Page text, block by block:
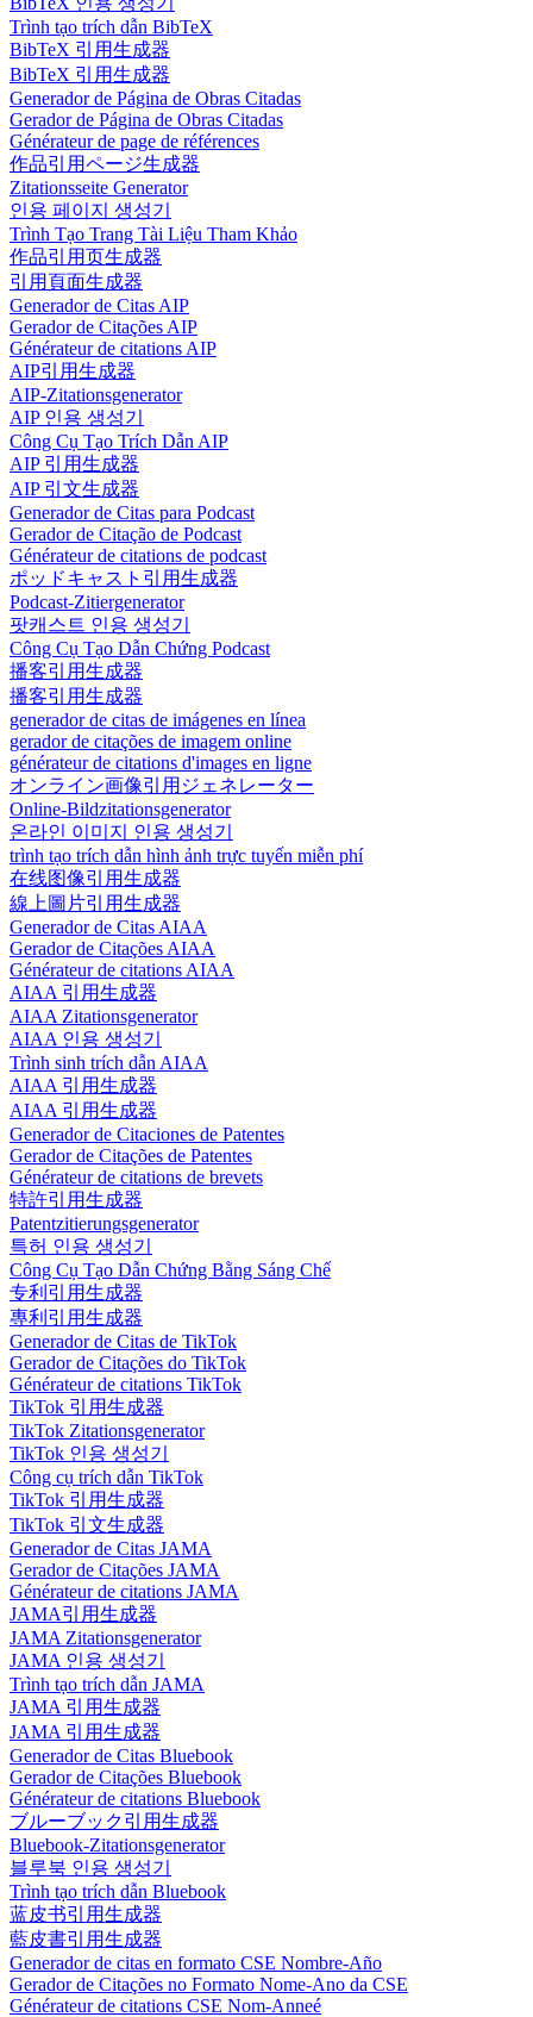
Trình tạo trích dẫn BibTeX
BibTeX 引用生成器
BibTeX 引用生成器
Generador de Página de Obras Citadas
Gerador de Página de Obras Citadas
Générateur de page de références
作品引用ページ生成器
Zitationsseite Generator
인용 페이지 생성기
Trình Tạo Trang Tài Liệu Tham Khảo
作品引用页生成器
引用頁面生成器
Generador de Citas AIP
Gerador de Citações AIP
Générateur de citations AIP
AIP引用生成器
AIP-Zitationsgenerator
AIP 인용 생성기
Công Cụ Tạo Trích Dẫn AIP
AIP 引用生成器
AIP 引文生成器
Generador de Citas para Podcast
Gerador de Citação de Podcast
Générateur de citations de podcast
ポッドキャスト引用生成器
Podcast-Zitiergenerator
팟캐스트 인용 생성기
Công Cụ Tạo Dẫn Chứng Podcast
播客引用生成器
播客引用生成器
generador de citas de imágenes en línea
gerador de citações de imagem online
générateur de citations d'images en ligne
オンライン画像引用ジェネレーター
Online-Bildzitationsgenerator
온라인 이미지 인용 생성기
trình tạo trích dẫn hình ảnh trực tuyến miễn phí
在线图像引用生成器
線上圖片引用生成器
Generador de Citas AIAA
Gerador de Citações AIAA
Générateur de citations AIAA
AIAA 引用生成器
AIAA Zitationsgenerator
AIAA 인용 생성기
Trình sinh trích dẫn AIAA
AIAA 引用生成器
AIAA 引用生成器
Generador de Citaciones de Patentes
Gerador de Citações de Patentes
Générateur de citations de brevets
特許引用生成器
Patentzitierungsgenerator
특허 인용 생성기
Công Cụ Tạo Dẫn Chứng Bằng Sáng Chế
专利引用生成器
專利引用生成器
Generador de Citas de TikTok
Gerador de Citações do TikTok
Générateur de citations TikTok
TikTok 引用生成器
TikTok Zitationsgenerator
TikTok 인용 생성기
Công cụ trích dẫn TikTok
TikTok 引用生成器
TikTok 引文生成器
Generador de Citas JAMA
Gerador de Citações JAMA
Générateur de citations JAMA
JAMA引用生成器
JAMA Zitationsgenerator
JAMA 인용 생성기
Trình tạo trích dẫn JAMA
JAMA 引用生成器
JAMA 引用生成器
Generador de Citas Bluebook
Gerador de Citações Bluebook
Générateur de citations Bluebook
ブルーブック引用生成器
Bluebook-Zitationsgenerator
블루북 인용 생성기
Trình tạo trích dẫn Bluebook
蓝皮书引用生成器
藍皮書引用生成器
Generador de citas en formato CSE Nombre-Año
Gerador de Citações no Formato Nome-Ano da CSE
Générateur de citations CSE Nom-Anneé